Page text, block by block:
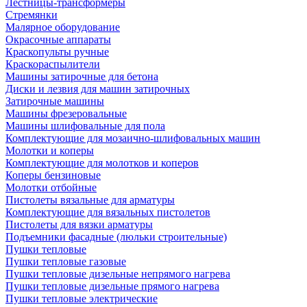
Лестницы-трансформеры
Стремянки
Малярное оборудование
Окрасочные аппараты
Краскопульты ручные
Краскораспылители
Машины затирочные для бетона
Диски и лезвия для машин затирочных
Затирочные машины
Машины фрезеровальные
Машины шлифовальные для пола
Комплектующие для мозаично-шлифовальных машин
Молотки и коперы
Комплектующие для молотков и коперов
Коперы бензиновые
Молотки отбойные
Пистолеты вязальные для арматуры
Комплектующие для вязальных пистолетов
Пистолеты для вязки арматуры
Подъемники фасадные (люльки строительные)
Пушки тепловые
Пушки тепловые газовые
Пушки тепловые дизельные непрямого нагрева
Пушки тепловые дизельные прямого нагрева
Пушки тепловые электрические